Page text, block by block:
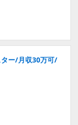
ター/月収30万可/